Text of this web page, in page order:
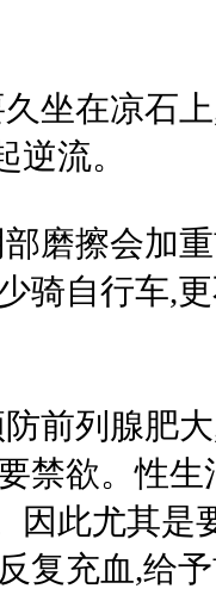
坐在凉石
流。
磨擦会加
骑自行车,
前列腺肥
禁欲。性
因此尤其是
复充血,给